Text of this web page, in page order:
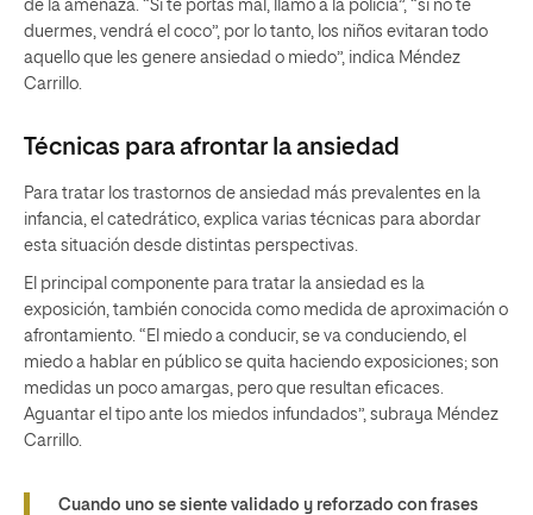
de la amenaza. “Si te portas mal, llamo a la policía”, “si no te
duermes, vendrá el coco”, por lo tanto, los niños evitaran todo
aquello que les genere ansiedad o miedo”, indica Méndez
Carrillo.
Técnicas para afrontar la ansiedad
Para tratar los trastornos de ansiedad más prevalentes en la
infancia, el catedrático, explica varias técnicas para abordar
esta situación desde distintas perspectivas.
El principal componente para tratar la ansiedad es la
exposición, también conocida como medida de aproximación o
afrontamiento. “El miedo a conducir, se va conduciendo, el
miedo a hablar en público se quita haciendo exposiciones; son
medidas un poco amargas, pero que resultan eficaces.
Aguantar el tipo ante los miedos infundados”, subraya Méndez
Carrillo.
Cuando uno se siente validado y reforzado con frases